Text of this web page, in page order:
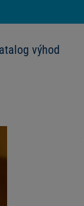
výhod